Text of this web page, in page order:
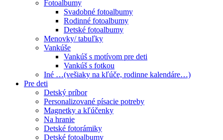
Fotoalbumy
Svadobné fotoalbumy
Rodinné fotoalbumy
Detské fotoalbumy
Menovky/ tabuľky
Vankúše
Vankúš s motívom pre deti
Vankúš s fotkou
Iné …(vešiaky na kľúče, rodinne kalendáre…)
Pre deti
Detský príbor
Personalizované písacie potreby
Magnetky a kľúčenky
Na hranie
Detské fotorámiky
Detské fotoalbumy